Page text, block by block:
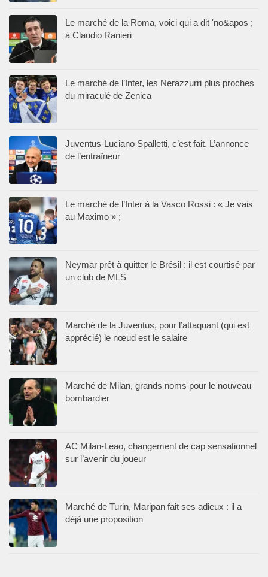
Le marché de la Roma, voici qui a dit 'no&apos ;
à Claudio Ranieri
Le marché de l’Inter, les Nerazzurri plus proches
du miraculé de Zenica
Juventus-Luciano Spalletti, c’est fait. L’annonce
de l’entraîneur
Le marché de l’Inter à la Vasco Rossi : « Je vais
au Maximo » ;
Neymar prêt à quitter le Brésil : il est courtisé par
un club de MLS
Marché de la Juventus, pour l’attaquant (qui est
apprécié) le nœud est le salaire
Marché de Milan, grands noms pour le nouveau
bombardier
AC Milan-Leao, changement de cap sensationnel
sur l’avenir du joueur
Marché de Turin, Maripan fait ses adieux : il a
déjà une proposition